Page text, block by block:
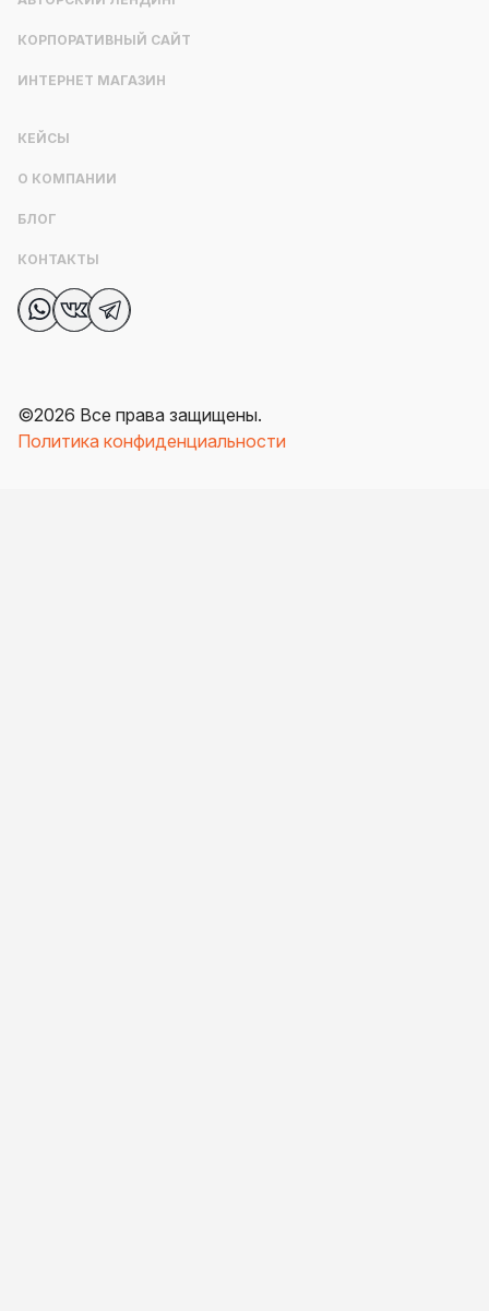
КОРПОРАТИВНЫЙ САЙТ
ИНТЕРНЕТ МАГАЗИН
КЕЙСЫ
О КОМПАНИИ
БЛОГ
КОНТАКТЫ
©2026 Все права защищены.
Политика конфиденциальности